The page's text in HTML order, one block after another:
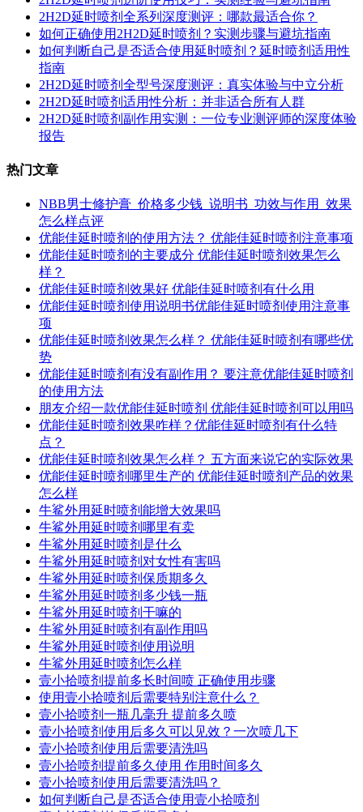
2H2D延时喷剂全系列深度测评：哪款最适合你？
如何正确使用2H2D延时喷剂？实测步骤与避坑指南
如何判断自己是否适合使用延时喷剂？延时喷剂适用性
指南
2H2D延时喷剂全型号深度测评：真实体验与中立分析
2H2D延时喷剂适用性分析：并非适合所有人群
2H2D延时喷剂副作用实测：一位专业测评师的深度体验
报告
热门文章
NBB男士修护膏_价格多少钱_说明书_功效与作用_效果
怎么样点评
优能佳延时喷剂的使用方法？ 优能佳延时喷剂注意事项
优能佳延时喷剂的主要成分 优能佳延时喷剂效果怎么
样？
优能佳延时喷剂效果好 优能佳延时喷剂有什么用
优能佳延时喷剂使用说明书优能佳延时喷剂使用注意事
项
优能佳延时喷剂效果怎么样？ 优能佳延时喷剂有哪些优
势
优能佳延时喷剂有没有副作用？ 要注意优能佳延时喷剂
的使用方法
朋友介绍一款优能佳延时喷剂 优能佳延时喷剂可以用吗
优能佳延时喷剂效果咋样？优能佳延时喷剂有什么特
点？
优能佳延时喷剂效果怎么样？ 五方面来说它的实际效果
优能佳延时喷剂哪里生产的 优能佳延时喷剂产品的效果
怎么样
牛鲨外用延时喷剂能增大效果吗
牛鲨外用延时喷剂哪里有卖
牛鲨外用延时喷剂是什么
牛鲨外用延时喷剂对女性有害吗
牛鲨外用延时喷剂保质期多久
牛鲨外用延时喷剂多少钱一瓶
牛鲨外用延时喷剂干嘛的
牛鲨外用延时喷剂有副作用吗
牛鲨外用延时喷剂使用说明
牛鲨外用延时喷剂怎么样
壹小拾喷剂提前多长时间喷 正确使用步骤
使用壹小拾喷剂后需要特别注意什么？
壹小拾喷剂一瓶几毫升 提前多久喷
壹小拾喷剂使用后多久可以见效？一次喷几下
壹小拾喷剂使用后需要清洗吗
壹小拾喷剂提前多久使用 作用时间多久
壹小拾喷剂使用后需要清洗吗？
如何判断自己是否适合使用壹小拾喷剂